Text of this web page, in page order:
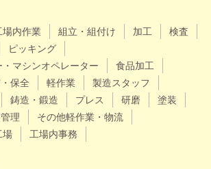
場内作業 組立・組付け 加工
検査
ピッキング
マシンオペレーター
食品加工
保全 軽作業
製造スタッフ
鋳造・鍛造 プレス 研磨
塗装
理
その他軽作業・物流
場
工場内事務